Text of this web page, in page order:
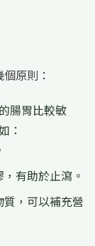
原則：
腸胃比較敏
：
有助於止瀉。
，可以補充營